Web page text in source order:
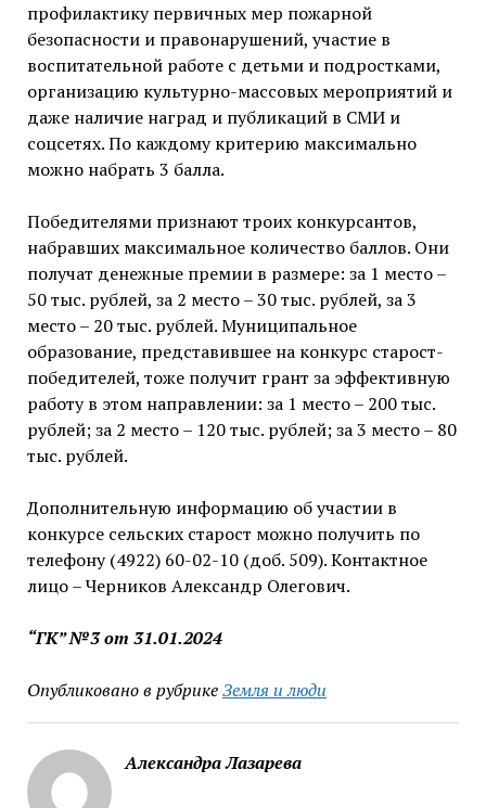
профилактику первичных мер пожарной
безопасности и правонарушений, участие в
воспитательной работе с детьми и подростками,
организацию культурно-массовых мероприятий и
даже наличие наград и публикаций в СМИ и
соцсетях. По каждому критерию максимально
можно набрать 3 балла.
Победителями признают троих конкурсантов,
набравших максимальное количество баллов. Они
получат денежные премии в размере: за 1 место –
50 тыс. рублей, за 2 место – 30 тыс. рублей, за 3
место – 20 тыс. рублей. Муниципальное
образование, представившее на конкурс старост-
победителей, тоже получит грант за эффективную
работу в этом направлении: за 1 место – 200 тыс.
рублей; за 2 место – 120 тыс. рублей; за 3 место – 80
тыс. рублей.
Дополнительную информацию об участии в
конкурсе сельских старост можно получить по
телефону (4922) 60-02-10 (доб. 509). Контактное
лицо – Черников Александр Олегович.
“ГК” №3 от 31.01.2024
Опубликовано в рубрикеЗемля и люди
Александра Лазарева